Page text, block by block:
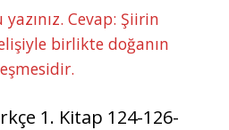
Cevap: Şiirin
birlikte doğanın
1. Kitap 124-126-